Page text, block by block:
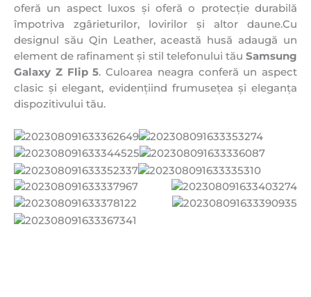
oferă un aspect luxos și oferă o protecție durabilă
împotriva zgârieturilor, lovirilor și altor daune.Cu
designul său Qin Leather, această husă adaugă un
element de rafinament și stil telefonului tău Samsung
Galaxy Z Flip 5. Culoarea neagra conferă un aspect
clasic și elegant, evidențiind frumusețea și eleganța
dispozitivului tău.